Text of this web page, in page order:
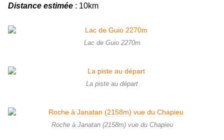
Distance estimée : 10km
Lac de Guio 2270m
La piste au départ
Roche à Janatan (2158m) vue du Chapieu